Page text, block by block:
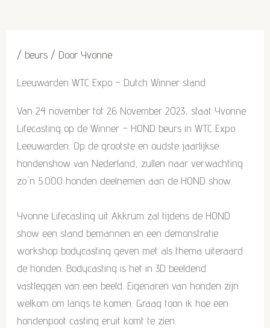
naar
inhoud
/ beurs / Door Yvonne
Leeuwarden WTC Expo – Dutch Winner stand
Van 24 november tot 26 November 2023, staat Yvonne
Lifecasting op de Winner – HOND beurs in WTC Expo
Leeuwarden. Op de grootste en oudste jaarlijkse
hondenshow van Nederland, zullen naar verwachting
zo´n 5.000 honden deelnemen aan de HOND show.
Yvonne Lifecasting uit Akkrum zal tijdens de HOND
show een stand bemannen en een demonstratie
workshop bodycasting geven met als thema uiteraard
de honden. Bodycasting is het in 3D beeldend
vastleggen van een beeld. Eigenaren van honden zijn
welkom om langs te komen. Graag toon ik hoe een
hondenpoot casting eruit komt te zien.